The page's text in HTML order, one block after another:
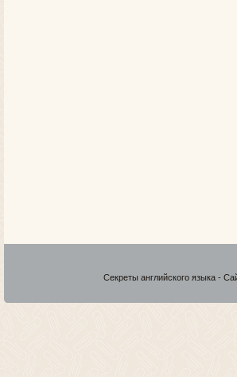
Секреты английского языка -